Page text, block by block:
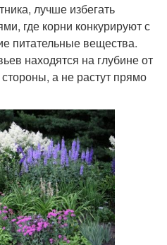
лучше избегать
где корни конкурируют с
питательные вещества.
находятся на глубине от
а не растут прямо